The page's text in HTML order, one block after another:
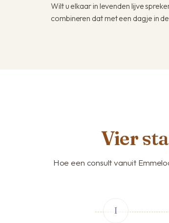
Wilt u elkaar in levenden lijve
combineren dat met een dagje in
Vier
Hoe een consult vanuit